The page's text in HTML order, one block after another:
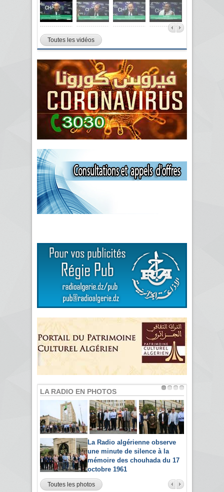
Toutes les vidéos
LA RADIO EN PHOTOS
La Radio algérienne observe
une minute de silence à la
mémoire des chouhada du 17
octobre 1961
Toutes les photos